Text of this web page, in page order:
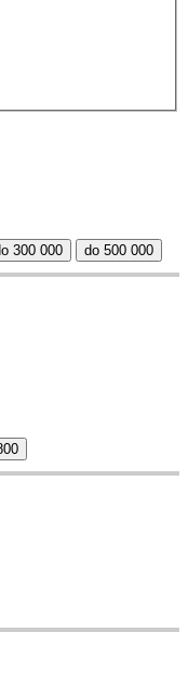
300 000 do 500 000